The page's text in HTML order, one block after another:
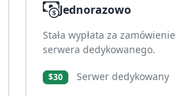
Jednorazowo
Stała wypłata za zamówienie
serwera dedykowanego.
$30 Serwer dedykowany